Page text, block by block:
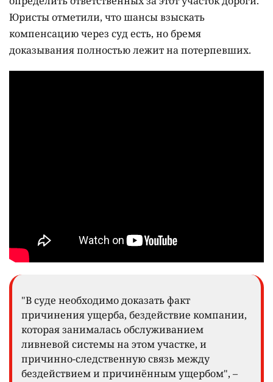
Юристы отметили, что шансы взыскать
компенсацию через суд есть, но бремя
доказывания полностью лежит на потерпевших.
"В суде необходимо доказать факт
причинения ущерба, бездействие компании,
которая занималась обслуживанием
ливневой системы на этом участке, и
причинно-следственную связь между
бездействием и причинённым ущербом", –